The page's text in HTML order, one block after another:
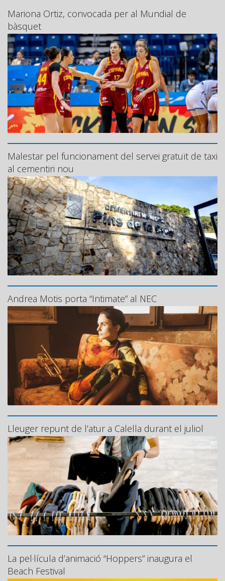
Mariona Ortiz, convocada per al Mundial de
bàsquet
Malestar pel funcionament del servei gratuït de taxi
al cementiri nou
Andrea Motis porta “Intimate” al NEC
Lleuger repunt de l’atur a Calella durant el juliol
La pel·lícula d’animació “Hoppers” inaugura el
Beach Festival